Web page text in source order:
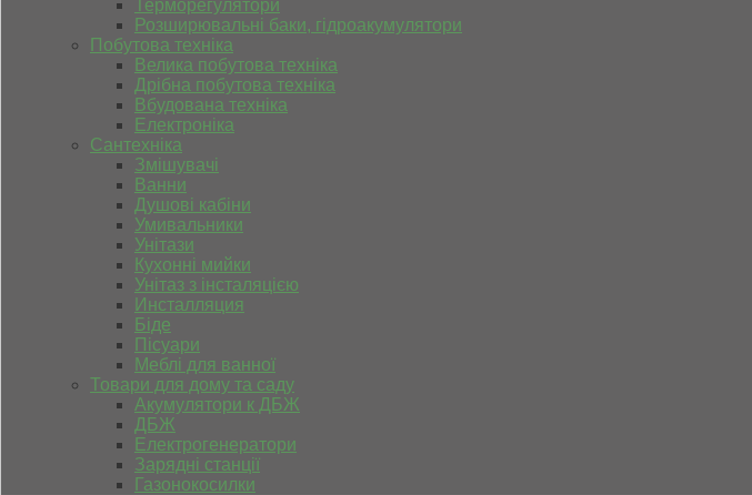
Терморегулятори
Розширювальні баки, гідроакумулятори
Побутова техніка
Велика побутова техніка
Дрібна побутова техніка
Вбудована техніка
Електроніка
Сантехніка
Змішувачі
Ванни
Душові кабіни
Умивальники
Унітази
Кухонні мийки
Унітаз з інсталяцією
Инсталляция
Біде
Пісуари
Меблі для ванної
Товари для дому та саду
Акумулятори к ДБЖ
ДБЖ
Електрогенератори
Зарядні станції
Газонокосилки